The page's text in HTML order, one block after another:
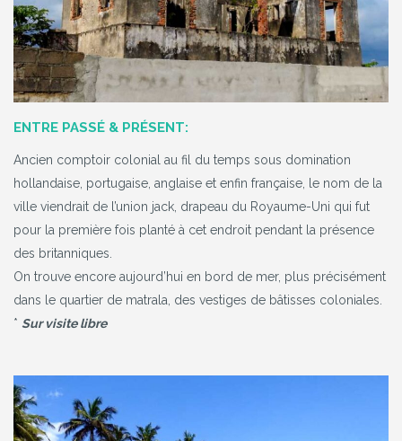
ENTRE PASSÉ & PRÉSENT:
Ancien comptoir colonial au fil du temps sous domination
hollandaise, portugaise, anglaise et enfin française, le nom de la
ville viendrait de l’union jack, drapeau du Royaume-Uni qui fut
pour la première fois planté à cet endroit pendant la présence
des britanniques.
On trouve encore aujourd’hui en bord de mer, plus précisément
dans le quartier de matrala, des vestiges de bâtisses coloniales.
* Sur visite libre